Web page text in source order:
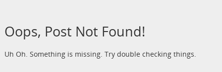
Oops, Post Not Found!
Uh Oh. Something is missing. Try double checking things.